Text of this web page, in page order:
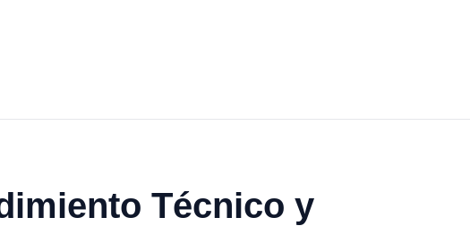
Técnico y